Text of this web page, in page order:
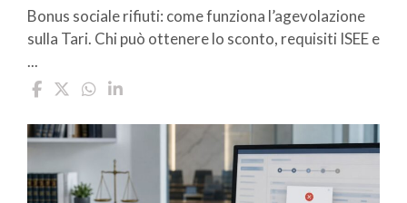
Bonus sociale rifiuti: come funziona l’agevolazione
sulla Tari. Chi può ottenere lo sconto, requisiti ISEE e
...